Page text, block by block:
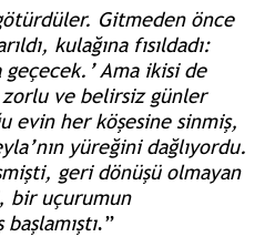
Gitmeden önce
kulağına fısıldadı:
geçecek.’ Ama ikisi de
ve belirsiz günler
evin her köşesine sinmiş,
yüreğini dağlıyordu.
geri dönüşü olmayan
bir uçurumun
.”